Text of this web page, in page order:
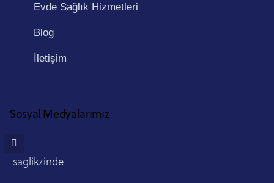
Evde Sağlık Hizmetleri
Blog
İletişim
Sosyal Medyalarımız
saglikzinde